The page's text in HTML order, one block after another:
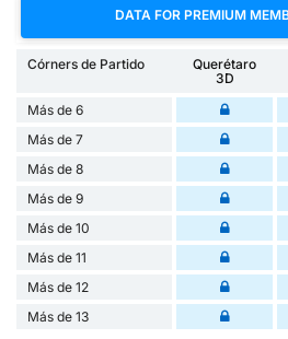
DATA FOR PREMIUM
Córners de Partido
Querétaro
3D
Más de 6
Más de 7
Más de 8
Más de 9
Más de 10
Más de 11
Más de 12
Más de 13